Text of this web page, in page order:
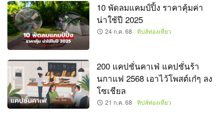
10 พัดลมแคมป์ปิ้ง ราคาคุ้มค่า
น่าใช้ปี 2025
24 ก.ค. 68 ทิปส์ท่องเที่ยว
200 แคปชั่นคาเฟ่ แคปชั่นร้า
นกาแฟ 2568 เอาไว้โพสต์เก๋ๆ ลง
โซเชียล
21 ก.ค. 68 ทิปส์ท่องเที่ยว